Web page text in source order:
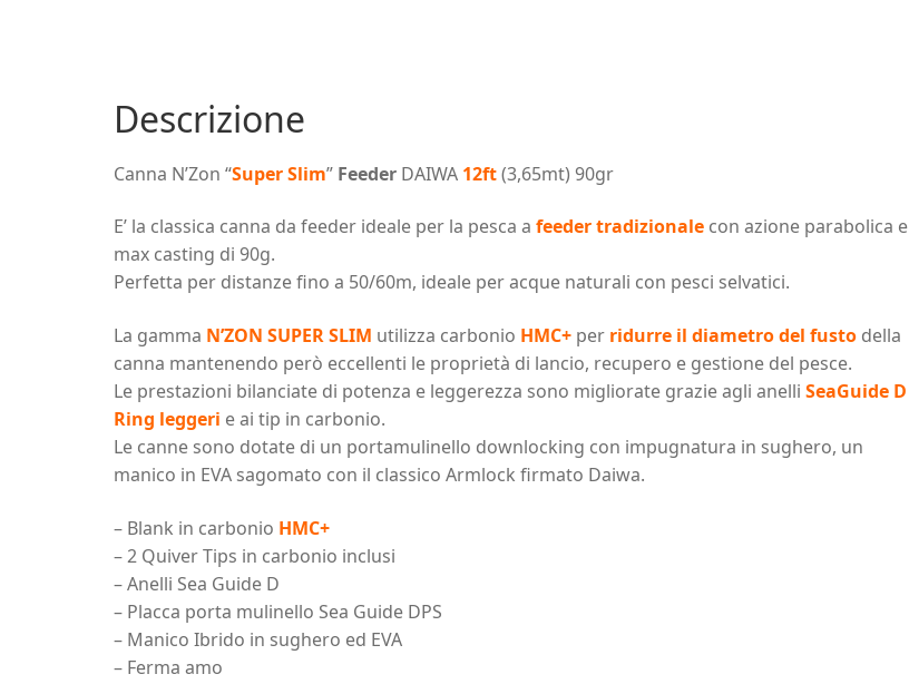
Descrizione
Canna N’Zon “Super Slim” Feeder DAIWA 12ft(3,65mt) 90gr
E’ la classica canna da feeder ideale per la pesca a feeder tradizionale con azione parabolica e
max casting di 90g.
Perfetta per distanze fino a 50/60m, ideale per acque naturali con pesci selvatici.
La gamma N’ZON SUPER SLIM utilizza carbonio HMC+ per ridurre il diametro del fusto della
canna mantenendo però eccellenti le proprietà di lancio, recupero e gestione del pesce.
Le prestazioni bilanciate di potenza e leggerezza sono migliorate grazie agli anelli SeaGuide D
Ring leggeri e ai tip in carbonio.
Le canne sono dotate di un portamulinello downlocking con impugnatura in sughero, un
manico in EVA sagomato con il classico Armlock firmato Daiwa.
– Blank in carbonio HMC+
– 2 Quiver Tips in carbonio inclusi
– Anelli Sea Guide D
– Placca porta mulinello Sea Guide DPS
– Manico Ibrido in sughero ed EVA
– Ferma amo